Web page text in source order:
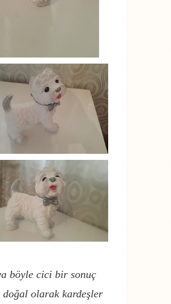
böyle cici bir sonuç
doğal olarak kardeşler